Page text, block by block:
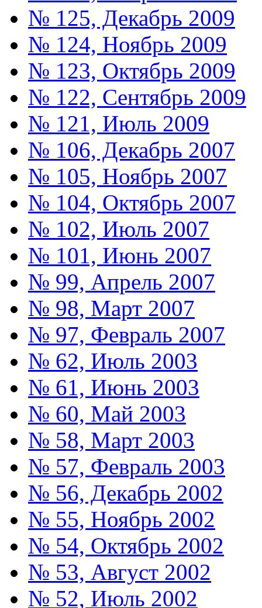
№ 125, Декабрь 2009
№ 124, Ноябрь 2009
№ 123, Октябрь 2009
№ 122, Сентябрь 2009
№ 121, Июль 2009
№ 106, Декабрь 2007
№ 105, Ноябрь 2007
№ 104, Октябрь 2007
№ 102, Июль 2007
№ 101, Июнь 2007
№ 99, Апрель 2007
№ 98, Март 2007
№ 97, Февраль 2007
№ 62, Июль 2003
№ 61, Июнь 2003
№ 60, Май 2003
№ 58, Март 2003
№ 57, Февраль 2003
№ 56, Декабрь 2002
№ 55, Ноябрь 2002
№ 54, Октябрь 2002
№ 53, Август 2002
№ 52, Июль 2002